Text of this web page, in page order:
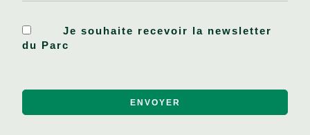
Je souhaite recevoir la newsletter
du Parc